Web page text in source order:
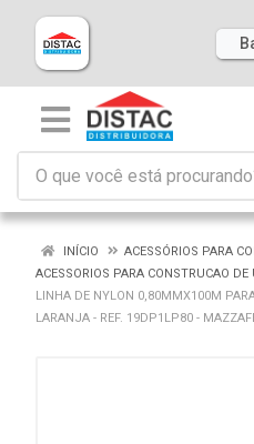
INÍCIO
ACESSÓRIOS PARA
ACESSORIOS PARA CONSTRUCAO DE
LINHA DE NYLON 0,80MMX100M
LARANJA - REF. 19DP1LP80 -